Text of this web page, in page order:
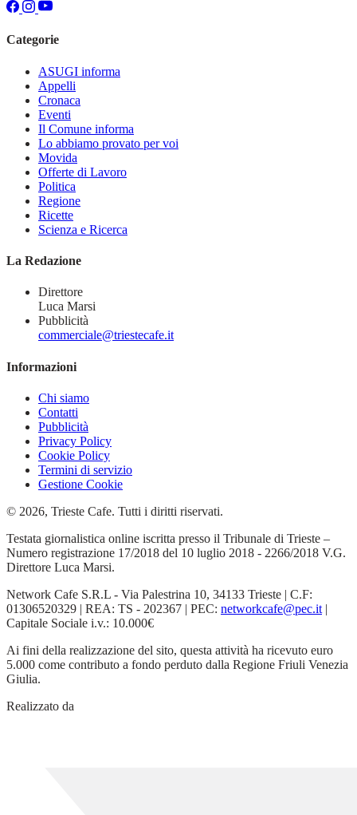
Categorie
ASUGI informa
Appelli
Cronaca
Eventi
Il Comune informa
Lo abbiamo provato per voi
Movida
Offerte di Lavoro
Politica
Regione
Ricette
Scienza e Ricerca
La Redazione
Direttore
Luca Marsi
Pubblicità
commerciale@triestecafe.it
Informazioni
Chi siamo
Contatti
Pubblicità
Privacy Policy
Cookie Policy
Termini di servizio
Gestione Cookie
© 2026, Trieste Cafe. Tutti i diritti riservati.
Testata giornalistica online iscritta presso il Tribunale di Trieste –
Numero registrazione 17/2018 del 10 luglio 2018 - 2266/2018 V.G.
Direttore Luca Marsi.
Network Cafe S.R.L - Via Palestrina 10, 34133 Trieste | C.F:
01306520329 | REA: TS - 202367 | PEC: networkcafe@pec.it |
Capitale Sociale i.v.: 10.000€
Ai fini della realizzazione del sito, questa attività ha ricevuto euro
5.000 come contributo a fondo perduto dalla Regione Friuli Venezia
Giulia.
Realizzato da